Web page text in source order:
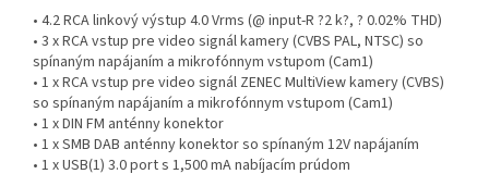
• 4.2 RCA linkový výstup 4.0 Vrms (@ input-R ?2 k?, ? 0.02% THD)
• 3 x RCA vstup pre video signál kamery (CVBS PAL, NTSC) so
spínaným napájaním a mikrofónnym vstupom (Cam1)
• 1 x RCA vstup pre video signál ZENEC MultiView kamery (CVBS)
so spínaným napájaním a mikrofónnym vstupom (Cam1)
• 1 x DIN FM anténny konektor
• 1 x SMB DAB anténny konektor so spínaným 12V napájaním
• 1 x USB(1) 3.0 port s 1,500 mA nabíjacím prúdom